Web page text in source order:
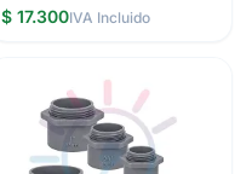
$ 17.300IVA Incluido